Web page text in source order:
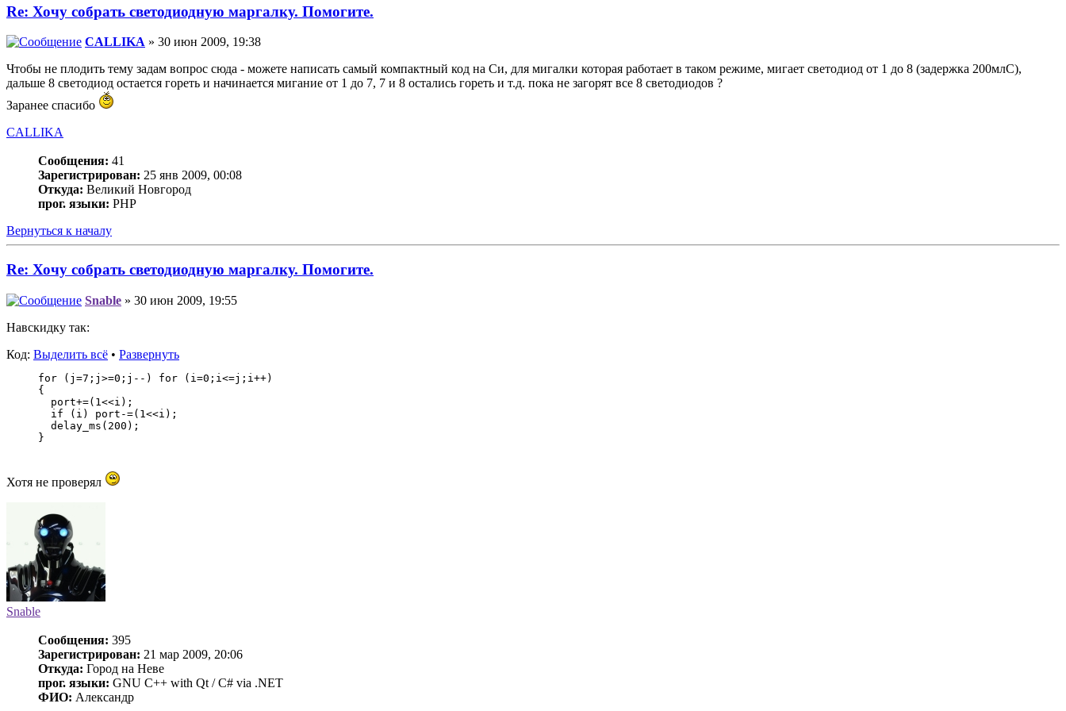
Re: Хочу собрать светодиодную маргалку. Помогите.
CALLIKA » 30 июн 2009, 19:38
Чтобы не плодить тему задам вопрос сюда - можете написать самый компактный код на Си, для мигалки которая работает в таком режиме, мигает светодиод от 1 до 8 (задержка 200млС),
дальше 8 светодиод остается гореть и начинается мигание от 1 до 7, 7 и 8 остались гореть и т.д. пока не загорят все 8 светодиодов ?
Заранее спасибо
CALLIKA
Сообщения: 41
Зарегистрирован: 25 янв 2009, 00:08
Откуда: Великий Новгород
прог. языки: PHP
Вернуться к началу
Re: Хочу собрать светодиодную маргалку. Помогите.
Snable » 30 июн 2009, 19:55
Навскидку так:
Код: Выделить всё • Развернуть
for (j=7;j>=0;j--) for (i=0;i<=j;i++)
{
port+=(1<<i);
if (i) port-=(1<<i);
delay_ms(200);
}
Хотя не проверял
Snable
Сообщения: 395
Зарегистрирован: 21 мар 2009, 20:06
Откуда: Город на Неве
прог. языки: GNU C++ with Qt / C# via .NET
ФИО: Александр